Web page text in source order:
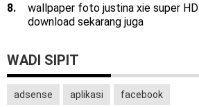
wallpaper foto justina xie super HD
download sekarang juga
WADI SIPIT
adsense aplikasi facebook